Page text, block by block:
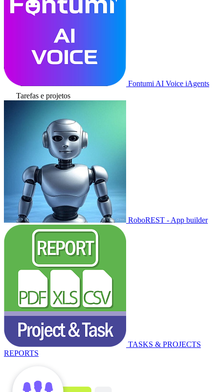
Fontumi AI Voice iAgents
Tarefas e projetos
RoboREST - App builder
TASKS & PROJECTS
REPORTS